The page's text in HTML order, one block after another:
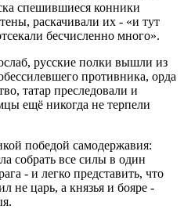
спешившиеся конники
раскачивали их - «и тут
бесчисленно много».
русские полки вышли из
противника, орда
татар преследовали и
ещё никогда не терпели
победой самодержавия:
собрать все силы в один
- и легко представить, что
не царь, а князья и бояре -